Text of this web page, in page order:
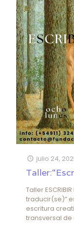
julio 24,
Taller
traducir(se)”
escritura
transversal de